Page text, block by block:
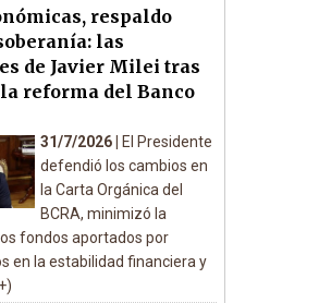
respaldo
las
de Javier Milei tras
reforma del Banco
31/7/2026 |
El Presidente
defendió los cambios en
la Carta Orgánica del
BCRA, minimizó la
fondos aportados por
en la estabilidad financiera y